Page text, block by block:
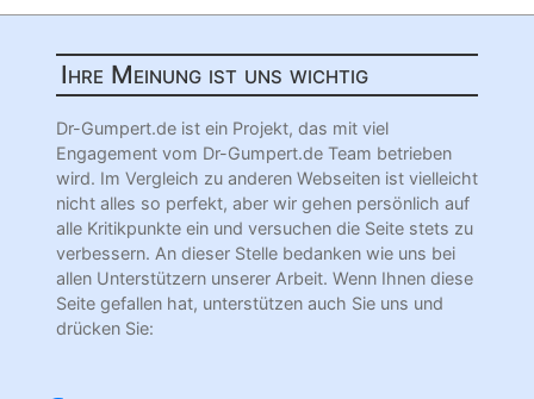
Ihre Meinung ist uns wichtig
Dr-Gumpert.de ist ein Projekt, das mit viel
Engagement vom Dr-Gumpert.de Team betrieben
wird. Im Vergleich zu anderen Webseiten ist vielleicht
nicht alles so perfekt, aber wir gehen persönlich auf
alle Kritikpunkte ein und versuchen die Seite stets zu
verbessern. An dieser Stelle bedanken wie uns bei
allen Unterstützern unserer Arbeit. Wenn Ihnen diese
Seite gefallen hat, unterstützen auch Sie uns und
drücken Sie: